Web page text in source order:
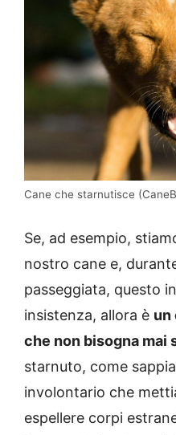
Cane che starnutisce
Se, ad esempio,
nostro cane e,
passeggiata, questo
insistenza, allora è un
che non bisogna mai
starnuto, come
involontario che
espellere corpi